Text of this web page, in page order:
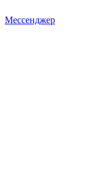
Мессенджер